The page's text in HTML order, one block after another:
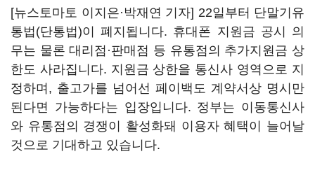
[뉴스토마토 이지은·박재연 기자] 22일부터 단말기유
통법(단통법)이 폐지됩니다. 휴대폰 지원금 공시 의
무는 물론 대리점·판매점 등 유통점의 추가지원금 상
한도 사라집니다. 지원금 상한을 통신사 영역으로 지
정하며, 출고가를 넘어선 페이백도 계약서상 명시만
된다면 가능하다는 입장입니다. 정부는 이동통신사
와 유통점의 경쟁이 활성화돼 이용자 혜택이 늘어날
것으로 기대하고 있습니다.